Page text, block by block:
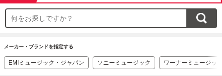
メーカー・ブランドを指定する
EMIミュージック・ジャパン ソニーミュージック ワーナーミュージッ